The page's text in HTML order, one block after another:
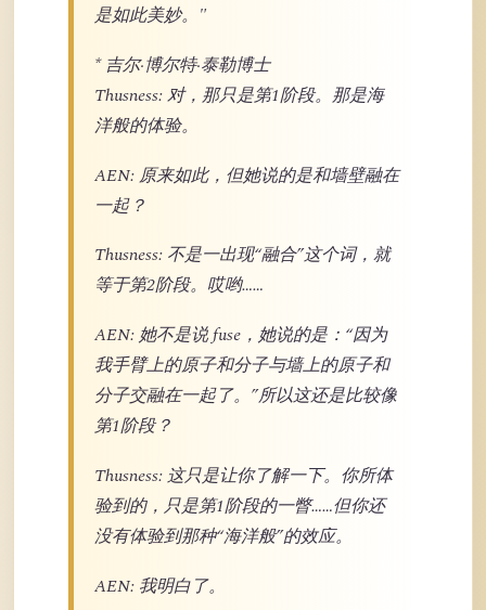
是如此美妙。"
* 吉尔·博尔特·泰勒博士
Thusness: 对，那只是第1阶段。那是海
洋般的体验。
AEN: 原来如此，但她说的是和墙壁融在
一起？
Thusness: 不是一出现“融合”这个词，就
等于第2阶段。哎哟……
AEN: 她不是说 fuse，她说的是：“因为
我手臂上的原子和分子与墙上的原子和
分子交融在一起了。”所以这还是比较像
第1阶段？
Thusness: 这只是让你了解一下。你所体
验到的，只是第1阶段的一瞥……但你还
没有体验到那种“海洋般”的效应。
AEN: 我明白了。